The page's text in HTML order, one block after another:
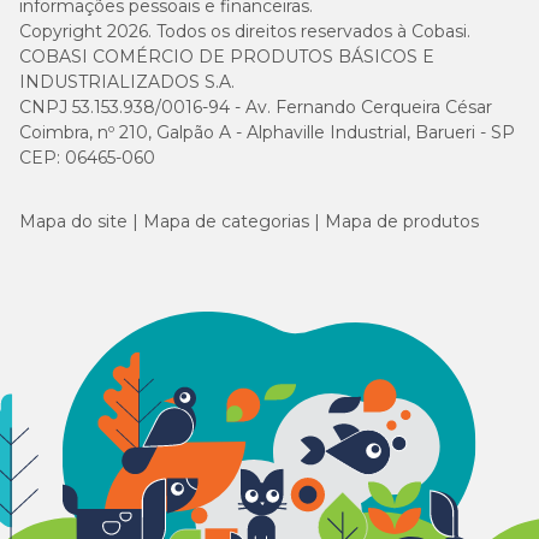
informações pessoais e financeiras.
Copyright 2026. Todos os direitos reservados à Cobasi.
COBASI COMÉRCIO DE PRODUTOS BÁSICOS E
INDUSTRIALIZADOS S.A.
CNPJ 53.153.938/0016-94 - Av. Fernando Cerqueira César
Coimbra, nº 210, Galpão A - Alphaville Industrial, Barueri - SP
CEP: 06465-060
Mapa do site Mapa de categorias Mapa de produtos